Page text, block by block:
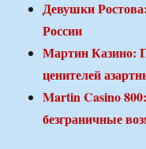
Девушки
России
Мартин Казино:
ценителей
Martin Casino
безграничные